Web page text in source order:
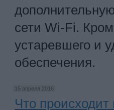
сети Wi-Fi.
устаревшего и
обеспечения.
15 апреля 2016
Что